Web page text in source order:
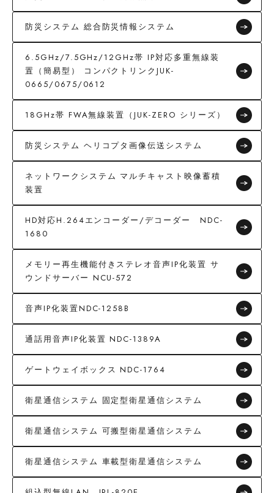
防災システム 総合防災情報システム
6.5GHz/7.5GHz/12GHz帯 IP対応多重無線装
置（簡易型） コンパクトリンクJUK-
0665/0675/0612
18GHz帯 FWA無線装置（JUK-ZERO シリーズ）
防災システム ヘリコプタ画像伝送システム
ネットワークシステム マルチキャスト映像蓄積
装置
HD対応H.264エンコーダー/デコーダー NDC-
1680
メモリー再生機能付きステレオ音声IP化装置 サ
ウンドサーバー NCU-572
音声IP化装置NDC-1258B
通話用音声IP化装置 NDC-1389A
ゲートウェイボックス NDC-1764
衛星通信システム 固定型衛星通信システム
衛星通信システム 可搬型衛星通信システム
衛星通信システム 車載型衛星通信システム